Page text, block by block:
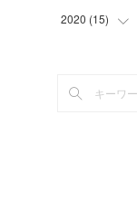
(6
(
2020 (15)